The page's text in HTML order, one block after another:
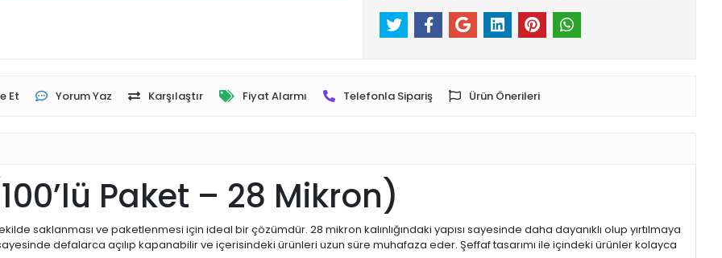
Et Yorum Yaz Karşılaştır Fiyat Alarmı Telefonla Sipariş Ürün Önerileri
Paket – 28 Mikron)
saklanması ve paketlenmesi için ideal bir çözümdür. 28 mikron kalınlığındaki yapısı sayesinde daha dayanıklı olup yırtılmaya
defalarca açılıp kapanabilir ve içerisindeki ürünleri uzun süre muhafaza eder. Şeffaf tasarımı ile içindeki ürünler kolayca